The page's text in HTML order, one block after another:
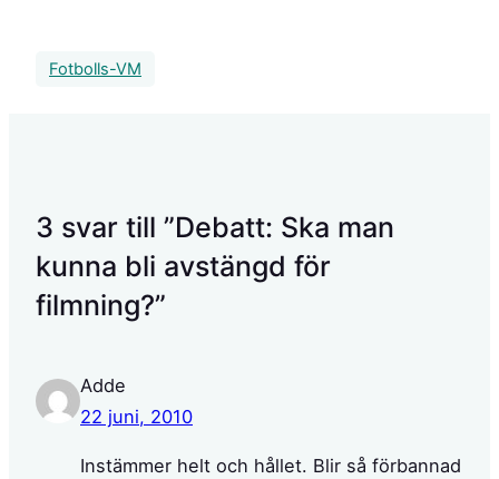
Fotbolls-VM
3 svar till ”Debatt: Ska man
kunna bli avstängd för
filmning?”
Adde
22 juni, 2010
Instämmer helt och hållet. Blir så förbannad